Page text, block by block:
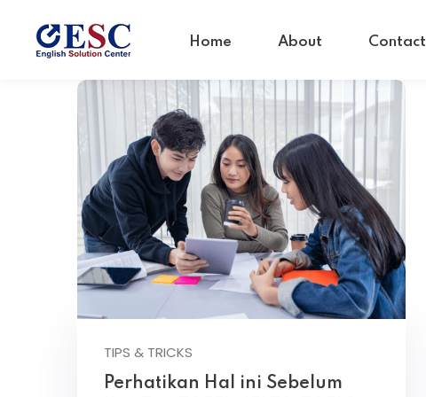
Home About Contact
TIPS & TRICKS
Perhatikan Hal ini Sebelum